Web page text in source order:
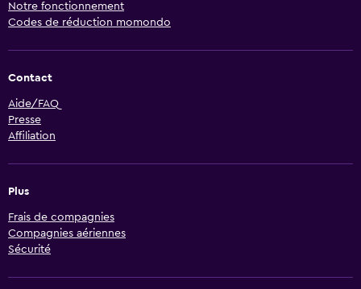
Notre fonctionnement
Codes de réduction momondo
Contact
Aide/FAQ
Presse
Affiliation
Plus
Frais de compagnies
Compagnies aériennes
Sécurité